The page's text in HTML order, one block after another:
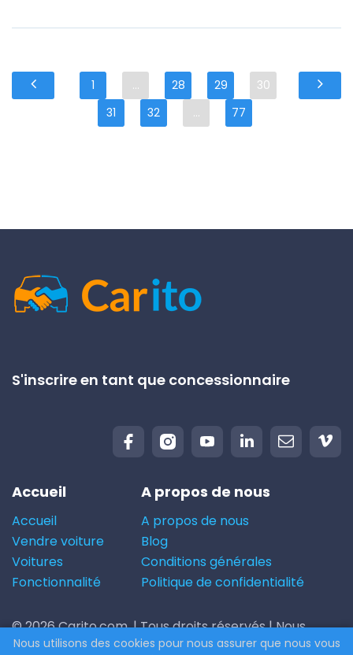
1 ... 28 29
30
31
32 ... 77
S'inscrire en tant que concessionnaire
Accueil
Accueil
Vendre voiture
Voitures
Fonctionnalité
A propos de nous
A propos de nous
Blog
Conditions générales
Politique de confidentialité
© 2026 Carito.com. | Tous droits réservés | Nous
achetons votre voiture au meilleur prix ! | Powered
Nous utilisons des cookies pour nous assurer que nous vous